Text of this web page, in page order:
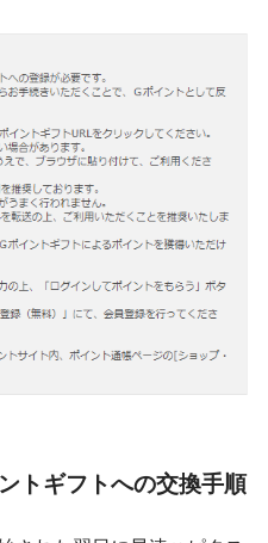
トギフトへの交換手順